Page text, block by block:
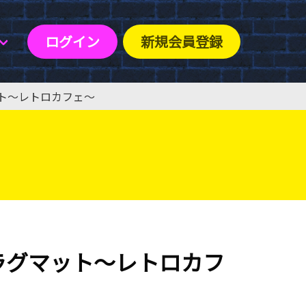
ログイン 新規会員登録
〜レトロカフェ〜
マット〜レトロカフ